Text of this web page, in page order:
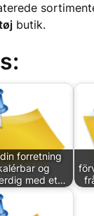
butik.
forretning
og
med et…